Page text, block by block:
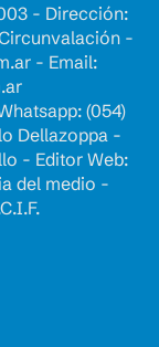
- Dirección:
-
- Email:
(054)
Dellazoppa -
- Editor Web:
del medio -